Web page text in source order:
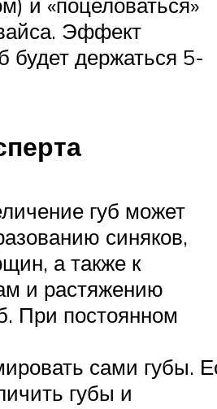
Эффект
будет держаться 5-
губ может
синяков,
а также к
и растяжению
При постоянном
сами губы.
губы и